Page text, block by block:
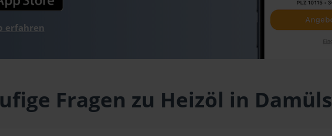
erfahren
Fragen zu Heizöl in Damüls